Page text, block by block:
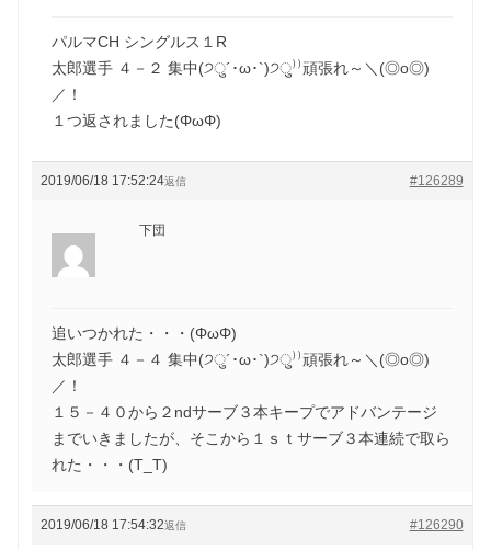
パルマCH シングルス１R
太郎選手 ４－２ 集中(੭ु´･ω･`)੭ु⁾⁾頑張れ～＼(◎o◎)
／！
１つ返されました(ΦωΦ)
2019/06/18 17:52:24 #126289
返信
下団
追いつかれた・・・(ΦωΦ)
太郎選手 ４－４ 集中(੭ु´･ω･`)੭ु⁾⁾頑張れ～＼(◎o◎)
／！
１５－４０から２ndサーブ３本キープでアドバンテージ
までいきましたが、そこから１ｓｔサーブ３本連続で取ら
れた・・・(T_T)
2019/06/18 17:54:32 #126290
返信